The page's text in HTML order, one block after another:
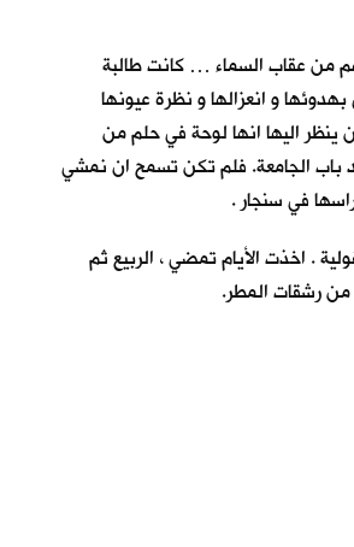
من عقاب السماء … كانت طالبة
و انعزالها و نظرة عيونها
ينظر اليها انها لوحة في حلم من
باب الجامعة. فلم تكن تسمح ان نمشي
في سنجار .
. اخذت الأيام تمضي ، الربيع ثم
من رشقات المطر.